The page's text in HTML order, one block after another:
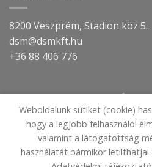
8200 Veszprém, Stadion köz 5.
dsm@dsmkft.hu
+36 88 406 776
IMPRESSZUM
ADATVÉDELMI TÁJÉKOZTATÓ
Weboldalunk sütiket (cookie)
hogy a legjobb felhasználói
valamint a látogatottság
használatát bármikor